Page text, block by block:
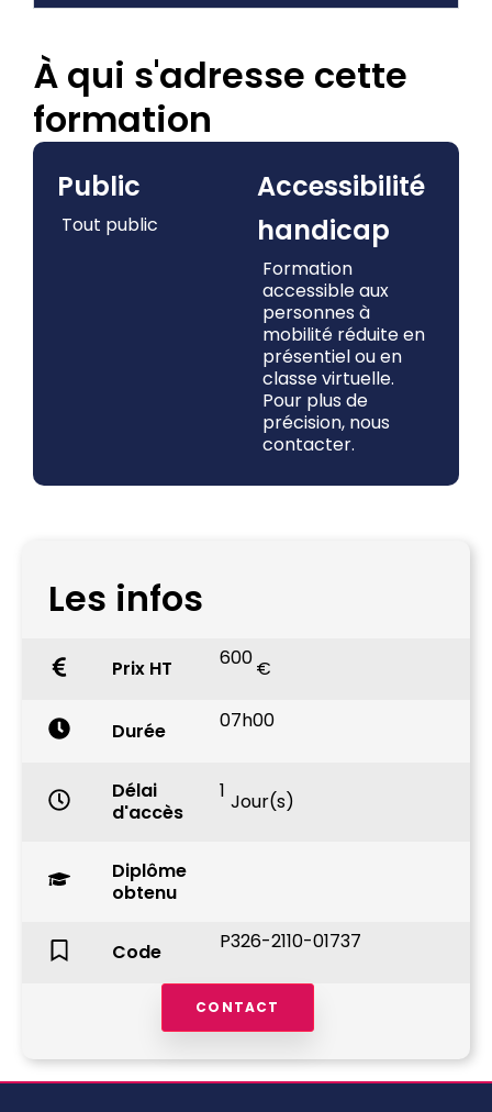
À qui s'adresse cette
formation
Public
Tout public
Accessibilité
handicap
Formation
accessible aux
personnes à
mobilité réduite en
présentiel ou en
classe virtuelle.
Pour plus de
précision, nous
contacter.
Les infos
Prix HT 600€
Durée 07h00
Délai
d'accès
1 Jour(s)
Diplôme
obtenu
Code P326-2110-01737
CONTACT